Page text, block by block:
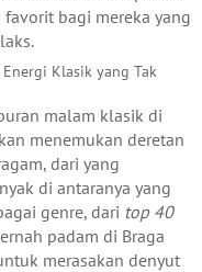
bagi mereka yang
Klasik yang Tak
malam klasik di
menemukan deretan
dari yang
di antaranya yang
genre, dari top 40
padam di Braga
merasakan denyut